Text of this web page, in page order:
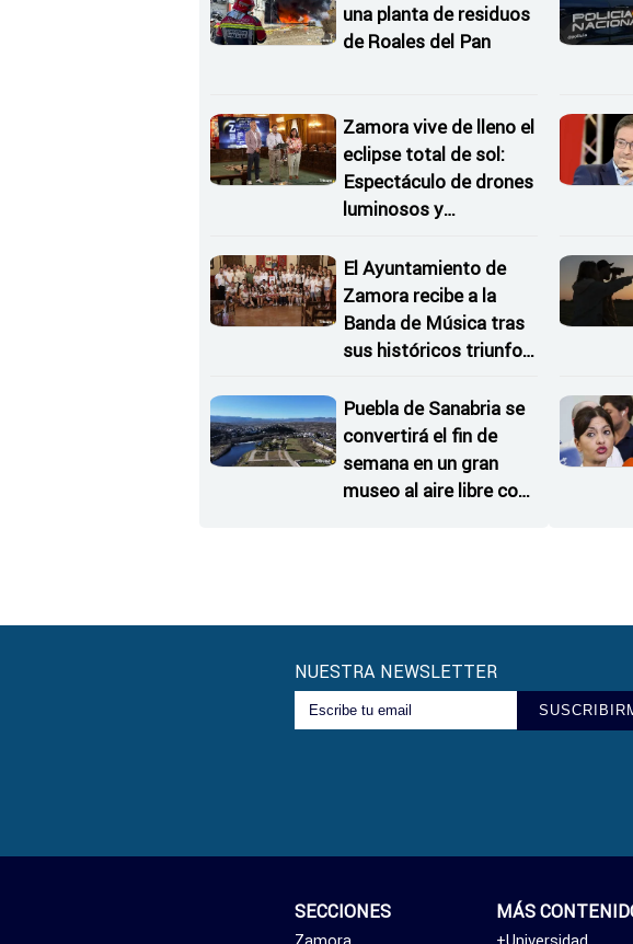
una planta de residuos
de Roales del Pan
Zamora vive de lleno el
eclipse total de sol:
Espectáculo de drones
luminosos y
Estrellas
El Ayuntamiento de
Zamora recibe a la
Banda de Música tras
sus históricos triunfos
Puebla de Sanabria se
convertirá el fin de
semana en un gran
museo al aire libre con
NUESTRA NEWSLETTER
SECCIONES MÁS